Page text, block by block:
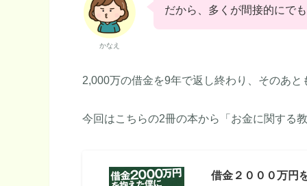
かなえ
だから、多くが間接的にで
2,000万の借金を9年で返し終わり、そのあ
今回はこちらの2冊の本から「お金に関する
借金２０００万円